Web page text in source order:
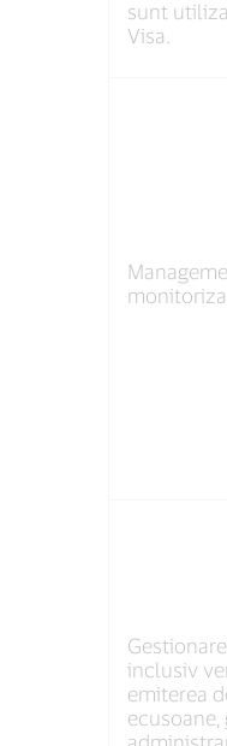
sunt
Visa.
inclusiv
emiterea